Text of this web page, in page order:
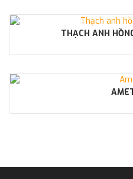
THẠCH ANH